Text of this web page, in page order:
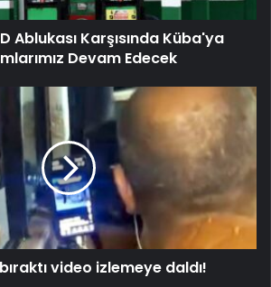
Ablukası Karşısında Küba'ya
Devam Edecek
video izlemeye daldı!